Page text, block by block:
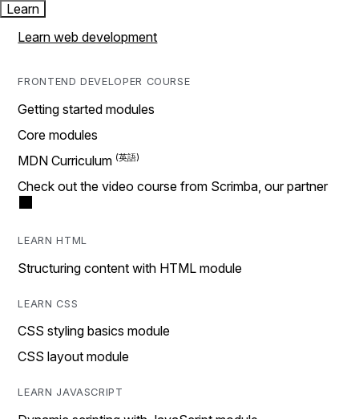
Learn
Learn web development
FRONTEND DEVELOPER COURSE
Getting started modules
Core modules
MDN Curriculum
Check out the video course from Scrimba, our partner
LEARN HTML
Structuring content with HTML module
LEARN CSS
CSS styling basics module
CSS layout module
LEARN JAVASCRIPT